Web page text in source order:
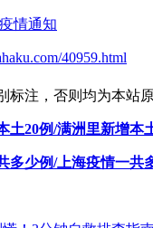
情通知
40959.html
标注，否则均为本站
土20例/满洲里新增本
多少例/上海疫情一共